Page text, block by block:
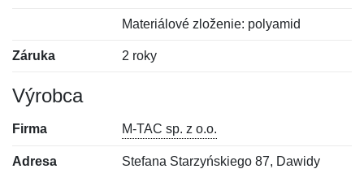
Materiálové zloženie: polyamid
Záruka 2 roky
Výrobca
Firma M-TAC sp. z o.o.
Adresa
Stefana Starzyńskiego 87, Dawidy